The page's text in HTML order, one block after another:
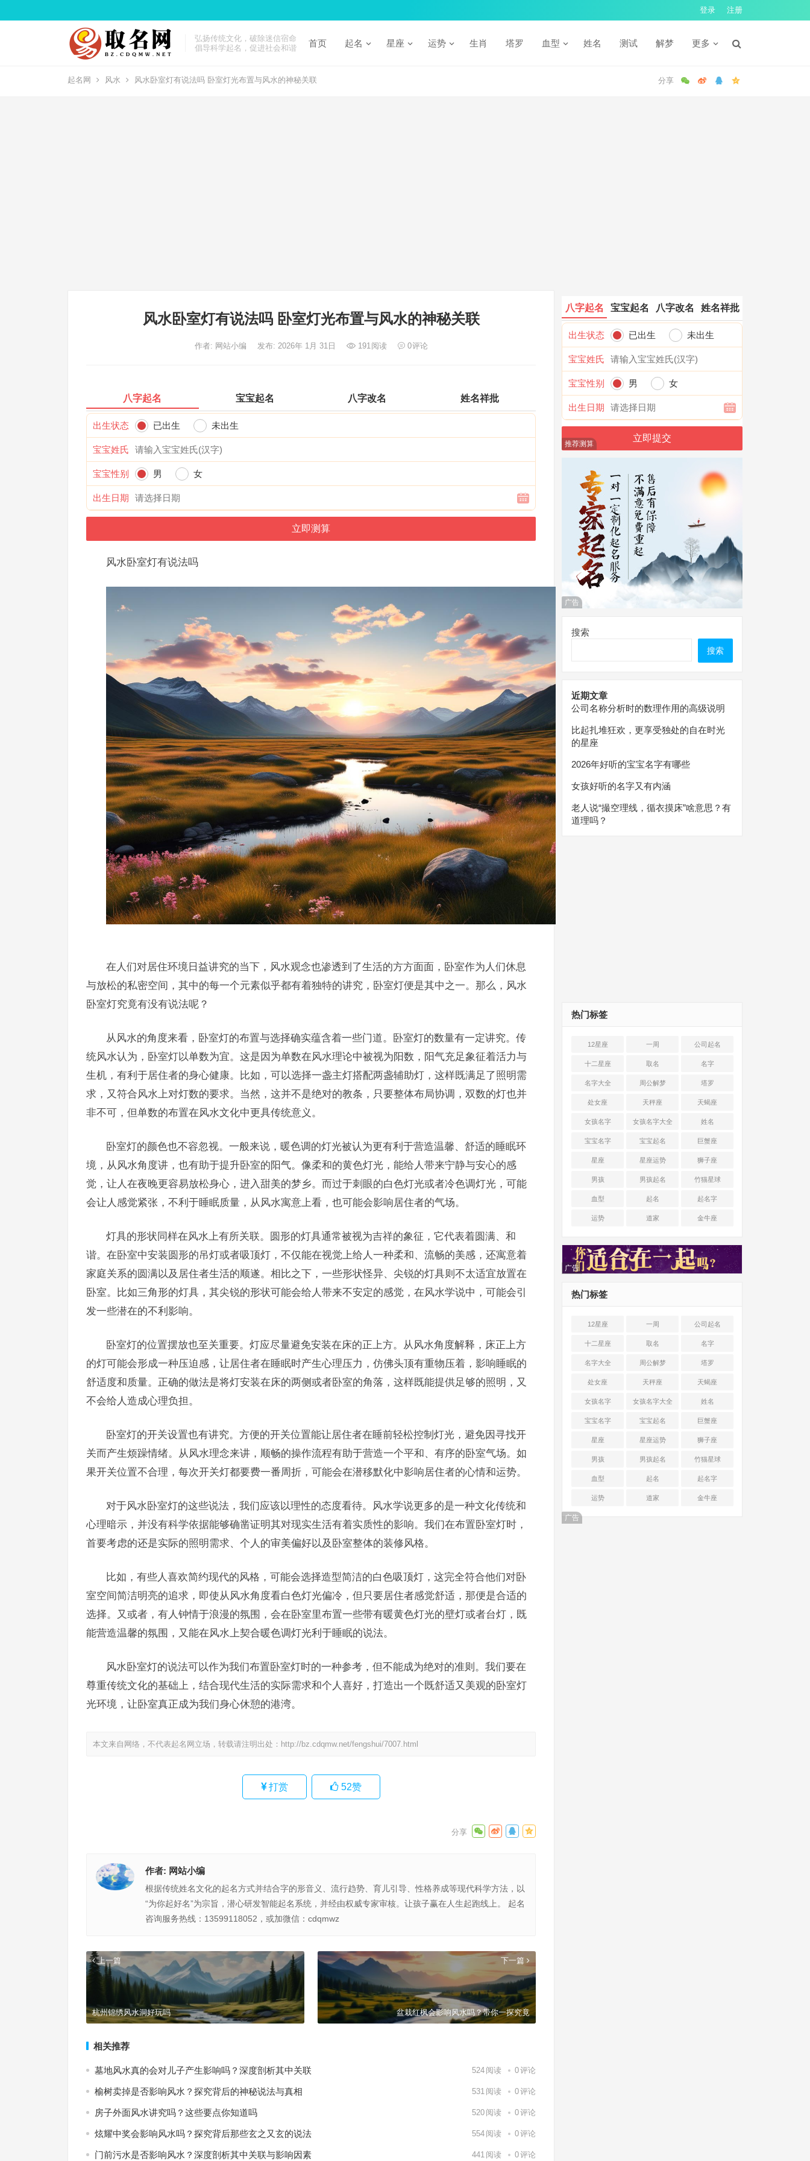
登录 注册
弘扬传统文化，破除迷信宿命
倡导科学起名，促进社会和谐
首页 起名 星座 运势 生肖 塔罗 血型 姓名 测试 解梦 更多
起名网 风水 风水卧室灯有说法吗 卧室灯光布置与风水的神秘关联
风水卧室灯有说法吗 卧室灯光布置与风水的神秘关联
作者: 网站小编 发布: 2026年 1月 31日 191阅读 0评论
八字起名 宝宝起名 八字改名 姓名祥批
出生状态 已出生 未出生
宝宝姓氏
宝宝性别 男 女
出生日期
风水卧室灯有说法吗
在人们对居住环境日益讲究的当下，风水观念也渗透到了生活的方方面面，卧室作为人们休息
与放松的私密空间，其中的每一个元素似乎都有着独特的讲究，卧室灯便是其中之一。那么，风水
卧室灯究竟有没有说法呢？
从风水的角度来看，卧室灯的布置与选择确实蕴含着一些门道。卧室灯的数量有一定讲究。传
统风水认为，卧室灯以单数为宜。这是因为单数在风水理论中被视为阳数，阳气充足象征着活力与
生机，有利于居住者的身心健康。比如，可以选择一盏主灯搭配两盏辅助灯，这样既满足了照明需
求，又符合风水上对灯数的要求。当然，这并不是绝对的教条，只要整体布局协调，双数的灯也并
非不可，但单数的布置在风水文化中更具传统意义。
卧室灯的颜色也不容忽视。一般来说，暖色调的灯光被认为更有利于营造温馨、舒适的睡眠环
境，从风水角度讲，也有助于提升卧室的阳气。像柔和的黄色灯光，能给人带来宁静与安心的感
觉，让人在夜晚更容易放松身心，进入甜美的梦乡。而过于刺眼的白色灯光或者冷色调灯光，可能
会让人感觉紧张，不利于睡眠质量，从风水寓意上看，也可能会影响居住者的气场。
灯具的形状同样在风水上有所关联。圆形的灯具通常被视为吉祥的象征，它代表着圆满、和
谐。在卧室中安装圆形的吊灯或者吸顶灯，不仅能在视觉上给人一种柔和、流畅的美感，还寓意着
家庭关系的圆满以及居住者生活的顺遂。相比之下，一些形状怪异、尖锐的灯具则不太适宜放置在
卧室。比如三角形的灯具，其尖锐的形状可能会给人带来不安定的感觉，在风水学说中，可能会引
发一些潜在的不利影响。
卧室灯的位置摆放也至关重要。灯应尽量避免安装在床的正上方。从风水角度解释，床正上方
的灯可能会形成一种压迫感，让居住者在睡眠时产生心理压力，仿佛头顶有重物压着，影响睡眠的
舒适度和质量。正确的做法是将灯安装在床的两侧或者卧室的角落，这样既能提供足够的照明，又
不会给人造成心理负担。
卧室灯的开关设置也有讲究。方便的开关位置能让居住者在睡前轻松控制灯光，避免因寻找开
关而产生烦躁情绪。从风水理念来讲，顺畅的操作流程有助于营造一个平和、有序的卧室气场。如
果开关位置不合理，每次开关灯都要费一番周折，可能会在潜移默化中影响居住者的心情和运势。
对于风水卧室灯的这些说法，我们应该以理性的态度看待。风水学说更多的是一种文化传统和
心理暗示，并没有科学依据能够确凿证明其对现实生活有着实质性的影响。我们在布置卧室灯时，
首要考虑的还是实际的照明需求、个人的审美偏好以及卧室整体的装修风格。
比如，有些人喜欢简约现代的风格，可能会选择造型简洁的白色吸顶灯，这完全符合他们对卧
室空间简洁明亮的追求，即使从风水角度看白色灯光偏冷，但只要居住者感觉舒适，那便是合适的
选择。又或者，有人钟情于浪漫的氛围，会在卧室里布置一些带有暖黄色灯光的壁灯或者台灯，既
能营造温馨的氛围，又能在风水上契合暖色调灯光利于睡眠的说法。
风水卧室灯的说法可以作为我们布置卧室灯时的一种参考，但不能成为绝对的准则。我们要在
尊重传统文化的基础上，结合现代生活的实际需求和个人喜好，打造出一个既舒适又美观的卧室灯
光环境，让卧室真正成为我们身心休憩的港湾。
本文来自网络，不代表起名网立场，转载请注明出处： http://bz.cdqmw.net/fengshui/7007.html
打赏 52赞
作者: 网站小编
根据传统姓名文化的起名方式并结合字的形音义、流行趋势、育儿引导、性格养成等现代科学方法，以
“为你起好名”为宗旨，潜心研发智能起名系统，并经由权威专家审核。让孩子赢在人生起跑线上。 起名
咨询服务热线：13599118052，或加微信：cdqmwz
上一篇
杭州锦绣风水洞好玩吗
下一篇
盆栽红枫会影响风水吗？带你一探究竟
相关推荐
墓地风水真的会对儿子产生影响吗？深度剖析其中关联 524 阅读 0评论
榆树卖掉是否影响风水？探究背后的神秘说法与真相 531 阅读 0评论
房子外面风水讲究吗？这些要点你知道吗 520 阅读 0评论
炫耀中奖会影响风水吗？探究背后那些玄之又玄的说法 554 阅读 0评论
门前污水是否影响风水？深度剖析其中关联与影响因素 441 阅读 0评论
八字起名 宝宝起名 八字改名 姓名祥批
出生状态 已出生 未出生
宝宝姓氏
宝宝性别 男 女
出生日期
推荐测算
广告
搜索
搜索
近期文章
公司名称分析时的数理作用的高级说明
比起扎堆狂欢，更享受独处的自在时光
的星座
2026年好听的宝宝名字有哪些
女孩好听的名字又有内涵
老人说“撮空理线，循衣摸床”啥意思？有
道理吗？
热门标签
12星座 一周 公司起名
十二星座 取名 名字
名字大全 周公解梦 塔罗
处女座 天秤座 天蝎座
女孩名字 女孩名字大全 姓名
宝宝名字 宝宝起名 巨蟹座
星座 星座运势 狮子座
男孩 男孩起名 竹猫星球
血型 起名 起名字
运势 道家 金牛座
广告
热门标签
12星座 一周 公司起名
十二星座 取名 名字
名字大全 周公解梦 塔罗
处女座 天秤座 天蝎座
女孩名字 女孩名字大全 姓名
宝宝名字 宝宝起名 巨蟹座
星座 星座运势 狮子座
男孩 男孩起名 竹猫星球
血型 起名 起名字
运势 道家 金牛座
广告